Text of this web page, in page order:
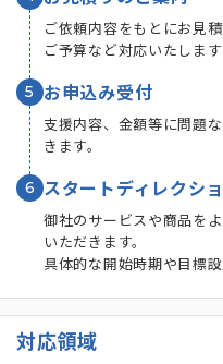
ご依頼内容をもとにお見積
ご予算など対応いたしま
5 お申込み受付
支援内容、金額等に問題
きます。
6 スタートディレクシ
御社のサービスや商品を
いただきます。
具体的な開始時期や目標
対応領域